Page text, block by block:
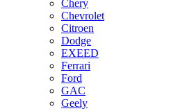
Chery
Chevrolet
Citroen
Dodge
EXEED
Ferrari
Ford
GAC
Geely